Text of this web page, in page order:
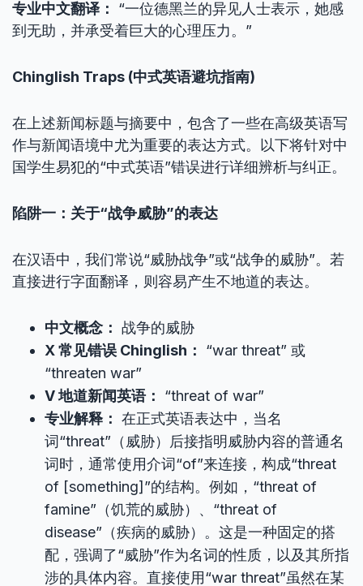
专业中文翻译：
“一位德黑兰的异见人士表示，她感
到无助，并承受着巨大的心理压力。”
Chinglish Traps (中式英语避坑指南)
在上述新闻标题与摘要中，包含了一些在高级英语写
作与新闻语境中尤为重要的表达方式。以下将针对中
国学生易犯的“中式英语”错误进行详细辨析与纠正。
陷阱一：关于“战争威胁”的表达
在汉语中，我们常说“威胁战争”或“战争的威胁”。若
直接进行字面翻译，则容易产生不地道的表达。
中文概念： 战争的威胁
X 常见错误 Chinglish：
“war threat” 或
“threaten war”
V 地道新闻英语：
“threat of war”
专业解释： 在正式英语表达中，当名
词“threat”（威胁）后接指明威胁内容的普通名
词时，通常使用介词“of”来连接，构成“threat
of [something]”的结构。例如，“threat of
famine”（饥荒的威胁）、“threat of
disease”（疾病的威胁）。这是一种固定的搭
配，强调了“威胁”作为名词的性质，以及其所指
涉的具体内容。直接使用“war threat”虽然在某